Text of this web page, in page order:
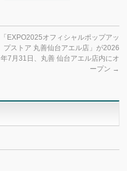
「EXPO2025オフィシャルポップアッ
プストア 丸善仙台アエル店」が2026
年7月31日、丸善 仙台アエル店内にオ
ープン →